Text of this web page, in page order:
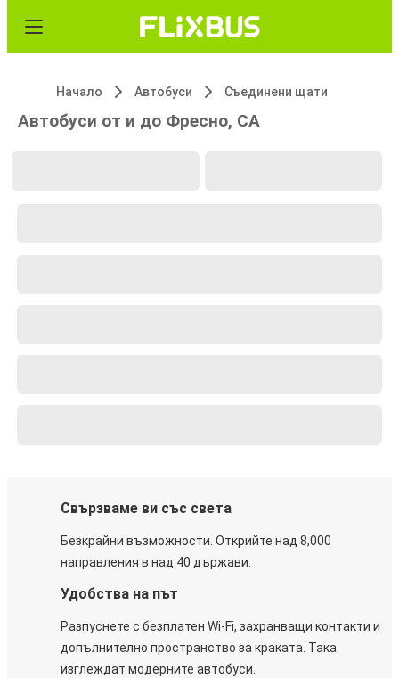
Начало Автобуси Съединени щати
Автобуси от и до Фресно, CA
Свързваме ви със света
Безкрайни възможности. Открийте над 8,000
направления в над 40 държави.
Удобства на път
Разпуснете с безплатен Wi-Fi, захранващи контакти и
допълнително пространство за краката. Така
изглеждат модерните автобуси.